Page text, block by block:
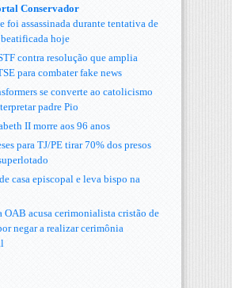
Conservador
foi assassinada durante tentativa de
beatificada hoje
contra resolução que amplia
para combater fake news
se converte ao catolicismo
padre Pio
II morre aos 96 anos
para TJ/PE tirar 70% dos presos
casa episcopal e leva bispo na
OAB acusa cerimonialista cristão de
negar a realizar cerimônia